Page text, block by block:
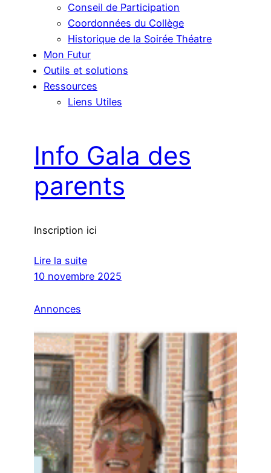
Conseil de Participation
Coordonnées du Collège
Historique de la Soirée Théatre
Mon Futur
Outils et solutions
Ressources
Liens Utiles
Info Gala des
parents
Inscription ici
Lire la suite
10 novembre 2025
Annonces